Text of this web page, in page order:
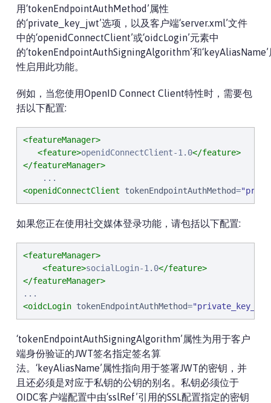
用‘tokenEndpointAuthMethod’属性
的‘private_key_jwt’选项，以及客户端‘server.xml’文件
中的‘openidConnectClient’或‘oidcLogin’元素中
的‘tokenEndpointAuthSigningAlgorithm’和‘keyAliasName’
性启用此功能。
例如，当您使用OpenID Connect Client特性时，需要包
括以下配置:
<featureManager>
<feature>openidConnectClient-1.0</feature>
</featureManager>
<openidConnectClient
tokenEndpointAuthMethod="
如果您正在使用社交媒体登录功能，请包括以下配置:
<featureManager>
<feature>socialLogin-1.0</feature>
</featureManager>
<oidcLogin tokenEndpointAuthMethod="private_key_jwt
‘tokenEndpointAuthSigningAlgorithm’属性为用于客户
端身份验证的JWT签名指定签名算
法。‘keyAliasName’属性指向用于签署JWT的密钥，并
且还必须是对应于私钥的公钥的别名。私钥必须位于
OIDC客户端配置中由‘sslRef’引用的SSL配置指定的密钥